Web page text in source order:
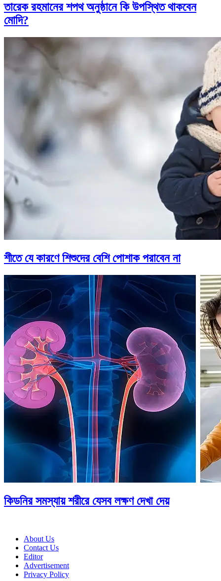
তারেক রহমানের শপথ অনুষ্ঠানে কি উপস্থিত থাকবেন
মোদি?
শীতে যে কারণে শিশুদের বেশি পোশাক পরাবেন না
কিডনির সমস্যায় শরীরে যেসব লক্ষণ দেখা দেয়
About Us
Contact Us
Editor
Advertisement
Privacy Policy